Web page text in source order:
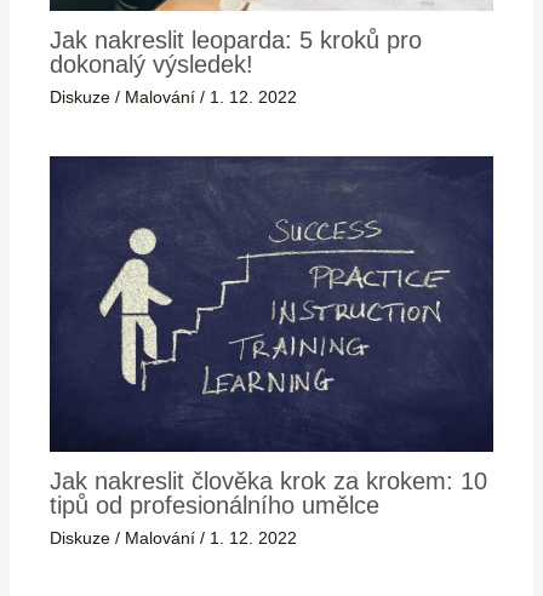
Jak nakreslit leoparda: 5 kroků pro
dokonalý výsledek!
Diskuze / Malování / 1. 12. 2022
Jak nakreslit člověka krok za krokem: 10
tipů od profesionálního umělce
Diskuze / Malování / 1. 12. 2022